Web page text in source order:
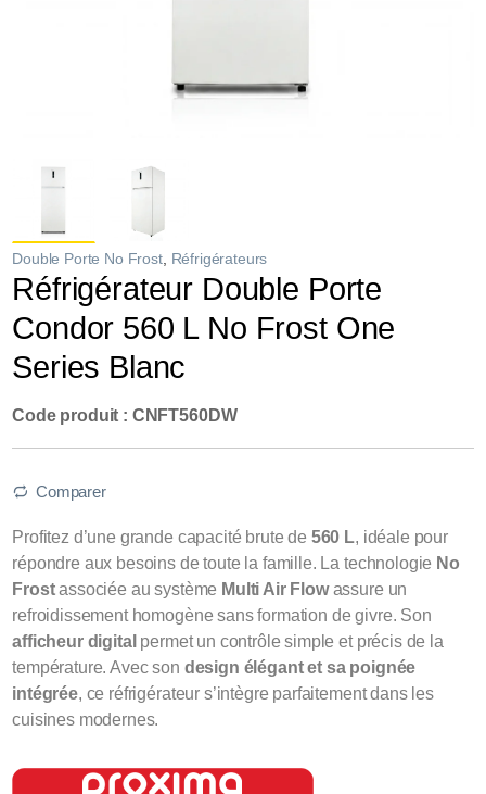
Double Porte No Frost, Réfrigérateurs
Réfrigérateur Double Porte
Condor 560 L No Frost One
Series Blanc
Code produit : CNFT560DW
Comparer
Profitez d’une grande capacité brute de 560 L, idéale pour
répondre aux besoins de toute la famille. La technologie No
Frostassociée au système Multi Air Flowassure un
refroidissement homogène sans formation de givre. Son
afficheur digital permet un contrôle simple et précis de la
température. Avec son design élégant et sa poignée
intégrée, ce réfrigérateur s’intègre parfaitement dans les
cuisines modernes.